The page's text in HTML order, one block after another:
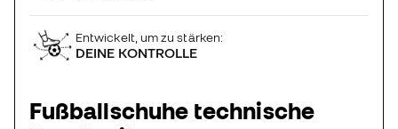
Entwickelt, um zu stärken:
DEINE KONTROLLE
Fußballschuhe technische